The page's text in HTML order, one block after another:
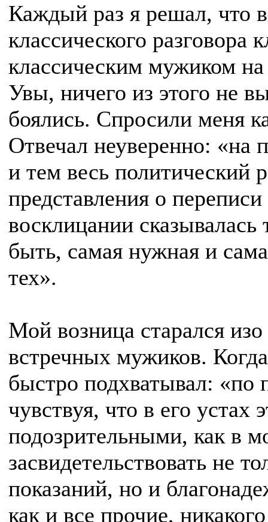
Каждый раз я решал, что
классического разговора
классическим мужиком на
Увы, ничего из этого не
боялись. Спросили меня
Отвечал неуверенно: «на
и тем весь политический
представления о
восклицании
быть, самая нужная и
тех».
Мой возница старался
встречных мужиков.
быстро подхватывал: «по
чувствуя, что в его устах
подозрительными, как в
засвидетельствовать не
показаний, но и
как и все прочие,